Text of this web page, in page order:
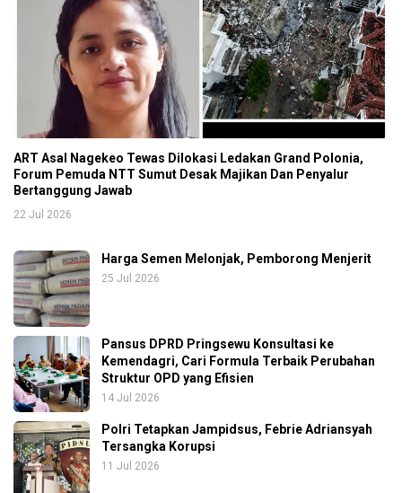
ART Asal Nagekeo Tewas Dilokasi Ledakan Grand Polonia,
Forum Pemuda NTT Sumut Desak Majikan Dan Penyalur
Bertanggung Jawab
22 Jul 2026
Harga Semen Melonjak, Pemborong Menjerit
25 Jul 2026
Pansus DPRD Pringsewu Konsultasi ke
Kemendagri, Cari Formula Terbaik Perubahan
Struktur OPD yang Efisien
14 Jul 2026
Polri Tetapkan Jampidsus, Febrie Adriansyah
Tersangka Korupsi
11 Jul 2026